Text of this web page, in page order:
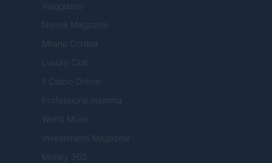
Viaggiamo
Nonne Magazine
Milano Cortina
Luxury Club
Il Calcio Online
Professione mamma
World Music
Investimenti Magazine
Money 365